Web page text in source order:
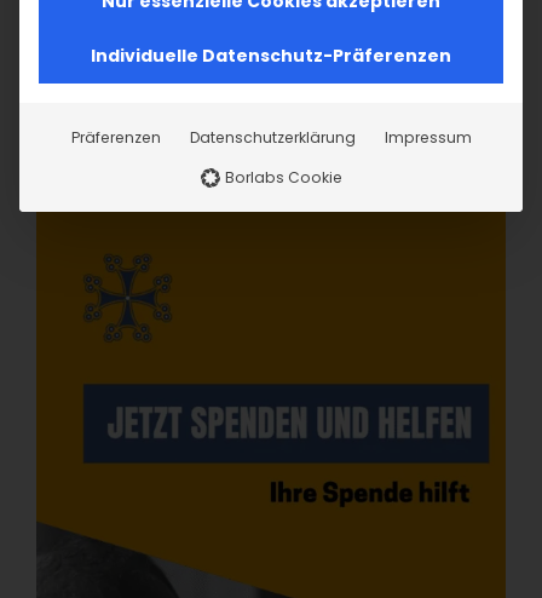
Individuelle Datenschutz-Präferenzen
Präferenzen Datenschutzerklärung
Impressum
Borlabs Cookie